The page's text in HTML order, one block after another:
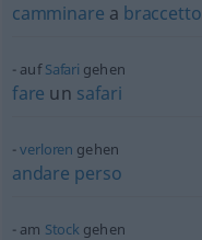
camminare a braccetto
aufSafari gehen
fare un safari
verloren gehen
andare perso
am Stock gehen